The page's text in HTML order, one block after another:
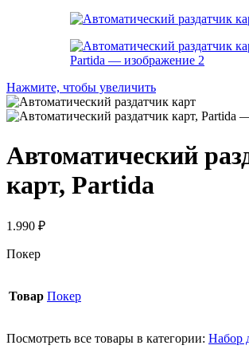
Нажмите, чтобы увеличить
Автоматический
карт, Partida
1.990 ₽
Покер
Товар Покер
Посмотреть все товары в категории: Набор